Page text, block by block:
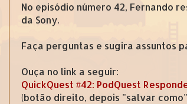
No episódio número 42, Fernando
da Sony.
Faça perguntas e sugira assuntos
Ouça no link a seguir:
QuickQuest #42: PodQuest
(botão direito, depois "salvar